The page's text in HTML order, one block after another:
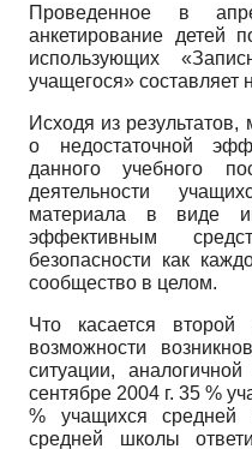
Проведенное в
анкетирование детей
использующих
учащегося» составляет
Исходя из
о недостаточной
данного учебного
деятельности
материала в виде
эффективным
безопасности как
сообщество в целом.
Что касается
возможности
ситуации,
сентябре 2004 г. 35 %
% учащихся
средней школы